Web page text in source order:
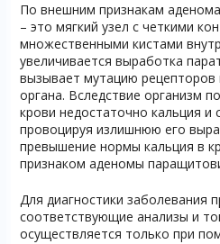
По внешним признакам
– это мягкий узел с четкими
множественными кистами
увеличивается выработка
вызывает мутацию рецепторов
органа. Вследствие организм
крови недостаточно кальция и
провоцируя излишнюю его
превышение нормы кальция в
признаком аденомы
Для диагностики заболевания
соответствующие анализы и
осуществляется только при